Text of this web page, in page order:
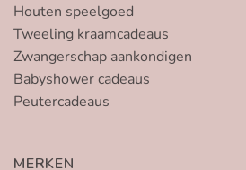
Houten speelgoed
Tweeling kraamcadeaus
Zwangerschap aankondigen
Babyshower cadeaus
Peutercadeaus
MERKEN